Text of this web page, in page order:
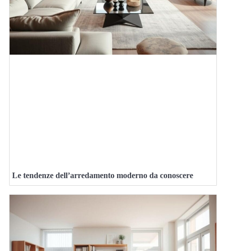
Le tendenze dell’arredamento moderno da conoscere